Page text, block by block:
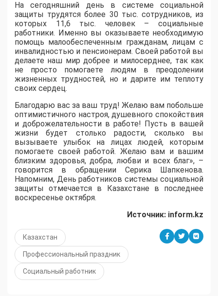
На сегодняшний день в системе социальной
защиты трудятся более 30 тыс. сотрудников, из
которых 11,6 тыс. человек – социальные
работники. Именно вы оказываете необходимую
помощь малообеспеченным гражданам, лицам с
инвалидностью и пенсионерам. Своей работой вы
делаете наш мир добрее и милосерднее, так как
не просто помогаете людям в преодолении
жизненных трудностей, но и дарите им теплоту
своих сердец.
Благодарю вас за ваш труд! Желаю вам побольше
оптимистичного настроя, душевного спокойствия
и доброжелательности в работе! Пусть в вашей
жизни будет столько радости, сколько вы
вызываете улыбок на лицах людей, которым
помогаете своей работой. Желаю вам и вашим
близким здоровья, добра, любви и всех благ», –
говорится в обращении Серика Шапкенова.
Напомним, День работников системы социальной
защиты отмечается в Казахстане в последнее
воскресенье октября.
Источник: inform.kz
Казахстан
Профессиональный праздник
Социальный работник